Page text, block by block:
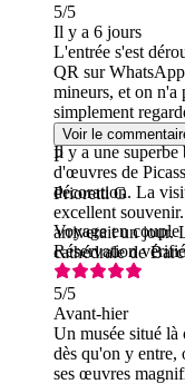
5/5
Il y a 6 jours
L'entrée s'est
QR sur
mineurs, et on n'a
simplement
via Headout était
Il y a une superbe
d'œuvres de
décoration. La
excellent
arriverait un jour.
cathédrale de
Voir le
P
Prioretti G
Voyage en couple
Réservation
5/5
Avant-hier
Un musée situé là
dès qu'on y entre,
ses œuvres